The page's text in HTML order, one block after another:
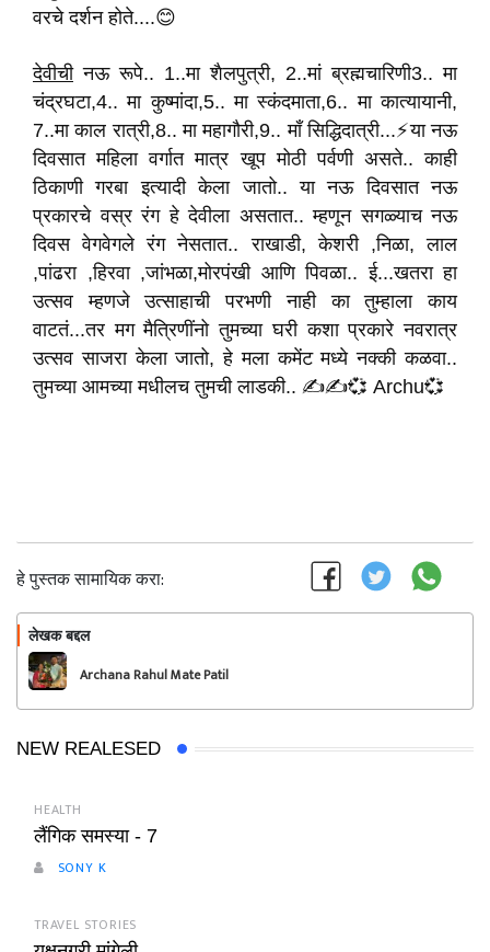
वरचे दर्शन होते....😊
देवीचीनऊ रूपे.. 1..मा शैलपुत्री, 2..मां ब्रह्मचारिणी3.. मा
चंद्रघटा,4.. मा कुष्मांदा,5.. मा स्कंदमाता,6.. मा कात्यायानी,
7..मा काल रात्री,8.. मा महागौरी,9.. माँ सिद्धिदात्री...⚡या नऊ
दिवसात महिला वर्गात मात्र खूप मोठी पर्वणी असते.. काही
ठिकाणी गरबा इत्यादी केला जातो.. या नऊ दिवसात नऊ
प्रकारचे वस्र रंग हे देवीला असतात.. म्हणून सगळ्याच नऊ
दिवस वेगवेगले रंग नेसतात.. राखाडी, केशरी ,निळा, लाल
,पांढरा ,हिरवा ,जांभळा,मोरपंखी आणि पिवळा.. ई...खतरा हा
उत्सव म्हणजे उत्साहाची परभणी नाही का तुम्हाला काय
वाटतं...तर मग मैत्रिणींनो तुमच्या घरी कशा प्रकारे नवरात्र
उत्सव साजरा केला जातो, हे मला कमेंट मध्ये नक्की कळवा..
तुमच्या आमच्या मधीलच तुमची लाडकी.. ✍️✍️💞 Archu💞
हे पुस्तक सामायिक करा:
लेखक बद्दल
Archana Rahul Mate Patil
NEW REALESED
HEALTH
लैंगिक समस्या - 7
SONY K
TRAVEL STORIES